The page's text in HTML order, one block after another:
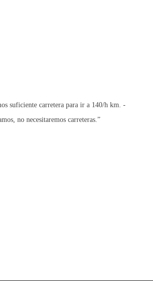
suficiente carretera para ir a 140/h km. -
no necesitaremos carreteras.”